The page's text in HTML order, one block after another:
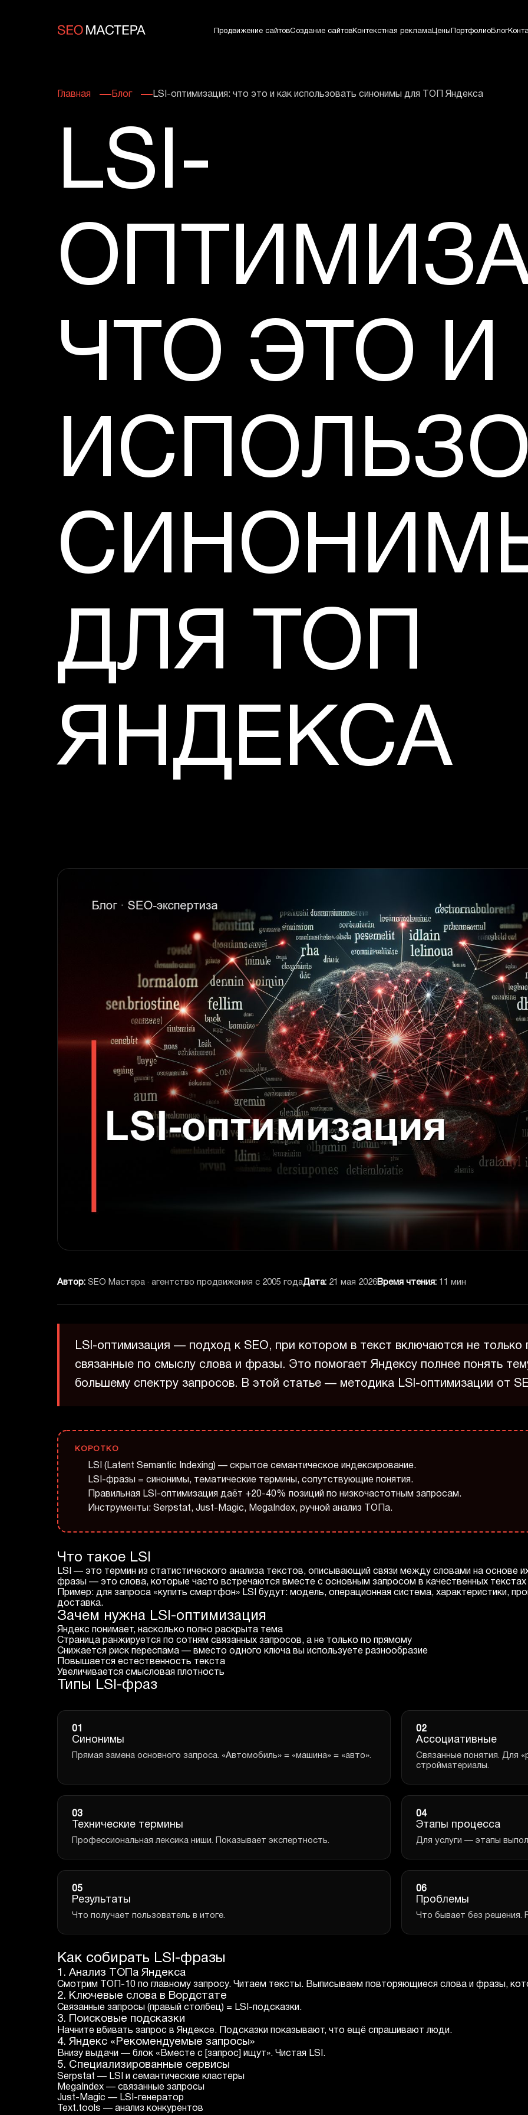
Продвижение сайтовСоздание сайтовКонтекстная рекламаЦены ПортфолиоБлог
Главная Блог LSI-оптимизация: что это и как использовать синонимы для ТОП Яндекса
LSI-
ЧТО ЭТО И
ДЛЯ ТОП
ЯНДЕКСА
Автор: SEO Мастера · агентство продвижения с 2005 годаДата: 21 мая 2026Время чтения: 11 мин
LSI-оптимизация — подход к SEO, при котором в текст включаются не
связанные по смыслу слова и фразы. Это помогает Яндексу полнее понять
большему спектру запросов. В этой статье — методика LSI-оптимизации от
КОРОТКО
LSI (Latent Semantic Indexing) — скрытое семантическое индексирование.
LSI-фразы = синонимы, тематические термины, сопутствующие понятия.
Правильная LSI-оптимизация даёт +20-40% позиций по низкочастотным запросам.
Инструменты: Serpstat, Just-Magic, MegaIndex, ручной анализ ТОПа.
Что такое LSI
LSI — это термин из статистического анализа текстов, описывающий связи между словами на основе
фразы — это слова, которые часто встречаются вместе с основным запросом в качественных текстах
Пример: для запроса «купить смартфон» LSI будут: модель, операционная система, характеристики,
доставка.
Зачем нужна LSI-оптимизация
Яндекс понимает, насколько полно раскрыта тема
Страница ранжируется по сотням связанных запросов, а не только по прямому
Снижается риск переспама — вместо одного ключа вы используете разнообразие
Повышается естественность текста
Увеличивается смысловая плотность
Типы LSI-фраз
01
Синонимы
Прямая замена основного запроса. «Автомобиль» = «машина» = «авто».
02
Ассоциативные
Связанные понятия. Для
стройматериалы.
03
Технические термины
Профессиональная лексика ниши. Показывает экспертность.
04
Этапы процесса
Для услуги — этапы
05
Результаты
Что получает пользователь в итоге.
06
Проблемы
Что бывает без решения.
Как собирать LSI-фразы
1. Анализ ТОПа Яндекса
Смотрим ТОП-10 по главному запросу. Читаем тексты. Выписываем повторяющиеся слова и фразы,
2. Ключевые слова в Вордстате
Связанные запросы (правый столбец) = LSI-подсказки.
3. Поисковые подсказки
Начните вбивать запрос в Яндексе. Подсказки показывают, что ещё спрашивают люди.
4. Яндекс «Рекомендуемые запросы»
Внизу выдачи — блок «Вместе с [запрос] ищут». Чистая LSI.
5. Специализированные сервисы
Serpstat — LSI и семантические кластеры
MegaIndex — связанные запросы
Just-Magic — LSI-генератор
Text.tools — анализ конкурентов